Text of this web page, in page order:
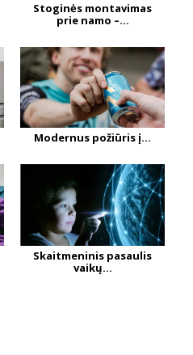
Stoginės montavimas
prie namo –...
Modernus požiūris į...
Skaitmeninis pasaulis
vaikų...